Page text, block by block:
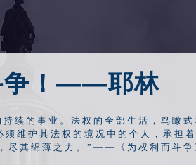
争！——耶林
续的事业。法权的全部生活，鸟瞰
须维护其法权的境况中的个人，承担
尽其绵薄之力。”——《为权利而斗争